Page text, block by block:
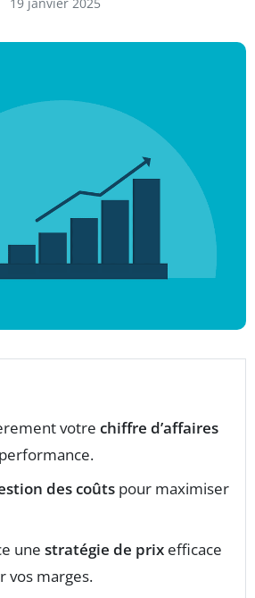
votre chiffre d’affaires
des coûts pour maximiser
une stratégie de prix efficace
vos marges.